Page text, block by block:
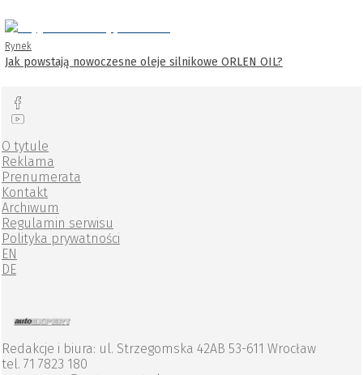
Rynek
Jak powstają nowoczesne oleje silnikowe ORLEN OIL?
O tytule
Reklama
Prenumerata
Kontakt
Archiwum
Regulamin serwisu
Polityka prywatności
EN
DE
Redakcje i biura: ul. Strzegomska 42AB 53-611 Wrocław
tel. 71 7823 180